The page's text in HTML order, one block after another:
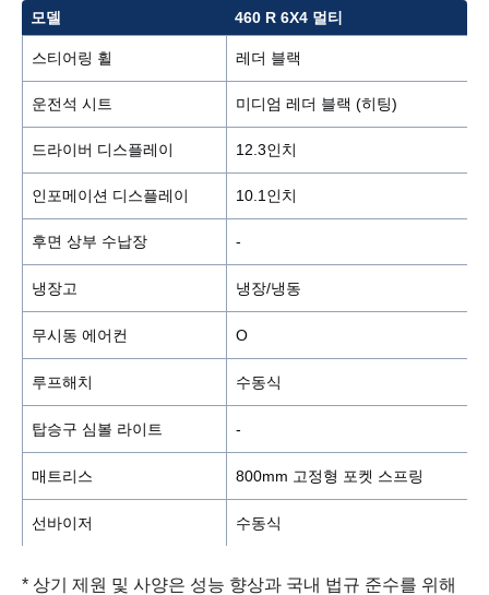
모델 460 R 6X4 멀티
스티어링 휠 레더 블랙
운전석 시트 미디엄 레더 블랙 (히팅)
드라이버 디스플레이 12.3인치
인포메이션 디스플레이 10.1인치
후면 상부 수납장 -
냉장고 냉장/냉동
무시동 에어컨 Ο
루프해치 수동식
탑승구 심볼 라이트 -
매트리스 800mm 고정형 포켓 스프링
선바이저 수동식
* 상기 제원 및 사양은 성능 향상과 국내 법규 준수를 위해